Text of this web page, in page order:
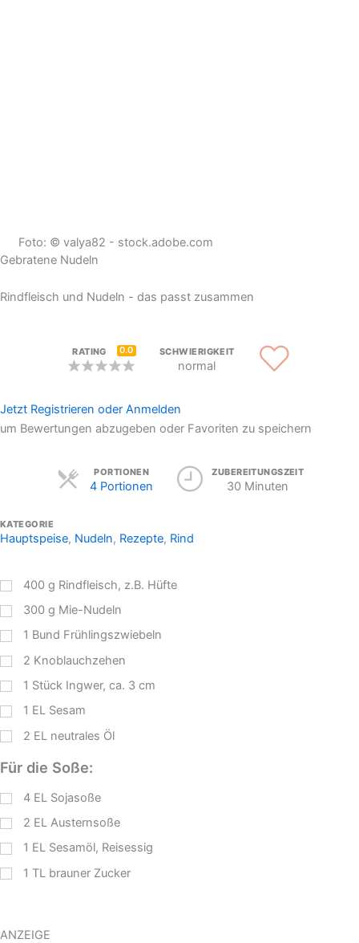
Foto: © valya82 - stock.adobe.com
Gebratene Nudeln
Rindfleisch und Nudeln - das passt zusammen
RATING 0.0 SCHWIERIGKEIT
normal
Jetzt Registrieren oder Anmelden
um Bewertungen abzugeben oder Favoriten zu speichern
PORTIONEN
4 Portionen
Servings ZUBEREITUNGSZEIT
30 Minuten
KATEGORIE
Hauptspeise, Nudeln, Rezepte, Rind
400 g Rindfleisch, z.B. Hüfte
300 g Mie-Nudeln
1 Bund Frühlingszwiebeln
2 Knoblauchzehen
1 Stück Ingwer, ca. 3 cm
1 EL Sesam
2 EL neutrales Öl
Für die Soße:
4 EL Sojasoße
2 EL Austernsoße
1 EL Sesamöl, Reisessig
1 TL brauner Zucker
ANZEIGE